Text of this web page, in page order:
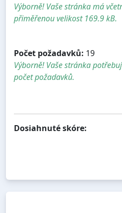
Výborně! Vaše stránka má
přiměřenou velikost 169.9 kB.
Počet požadavků: 19
Výborně! Vaše stránka
počet požadavků.
Dosiahnuté skóre: